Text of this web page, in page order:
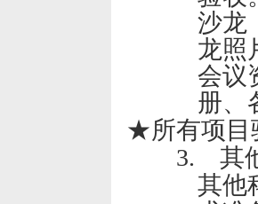
沙龙
龙照
会议
册、
★所有项目
3.
其
其他